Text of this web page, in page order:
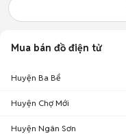
Mua bán đồ điện tử
Huyện Ba Bể
Huyện Chợ Mới
Huyện Ngân Sơn